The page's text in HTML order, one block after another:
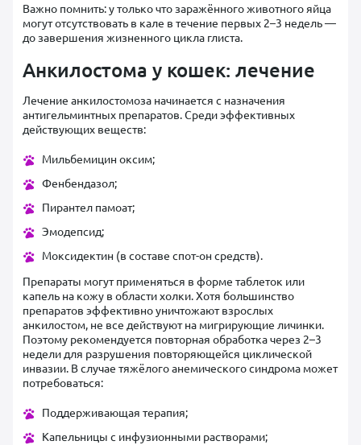
Важно помнить: у только что заражённого животного яйца
могут отсутствовать в кале в течение первых 2–3 недель —
до завершения жизненного цикла глиста.
Анкилостома у кошек: лечение
Лечение анкилостомоза начинается с назначения
антигельминтных препаратов. Среди эффективных
действующих веществ:
Мильбемицин оксим;
Фенбендазол;
Пирантел памоат;
Эмодепсид;
Моксидектин (в составе спот-он средств).
Препараты могут применяться в форме таблеток или
капель на кожу в области холки. Хотя большинство
препаратов эффективно уничтожают взрослых
анкилостом, не все действуют на мигрирующие личинки.
Поэтому рекомендуется повторная обработка через 2–3
недели для разрушения повторяющейся циклической
инвазии. В случае тяжёлого анемического синдрома может
потребоваться:
Поддерживающая терапия;
Капельницы с инфузионными растворами;